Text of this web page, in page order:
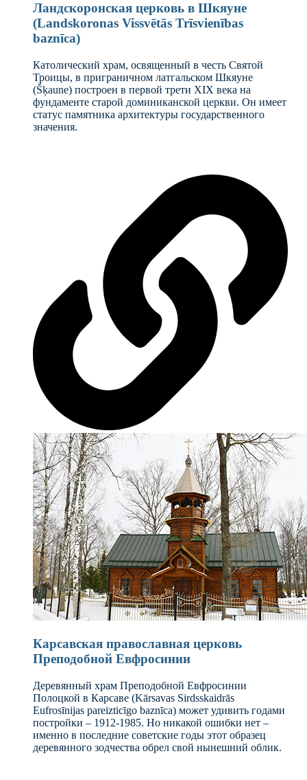
Ландскоронская церковь в Шкяуне
(Landskoronas Vissvētās Trīsvienības
baznīca)
Католический храм, освященный в честь Святой
Троицы, в приграничном латгальском Шкяуне
(Šķaune) построен в первой трети XIX века на
фундаменте старой доминиканской церкви. Он имеет
статус памятника архитектуры государственного
значения.
Карсавская православная церковь
Преподобной Евфросинии
Деревянный храм Преподобной Евфросинии
Полоцкой в Карсаве (Kārsavas Sirdsskaidrās
Eufrosīnijas pareizticīgo baznīca) может удивить годами
постройки – 1912-1985. Но никакой ошибки нет –
именно в последние советские годы этот образец
деревянного зодчества обрел свой нынешний облик.